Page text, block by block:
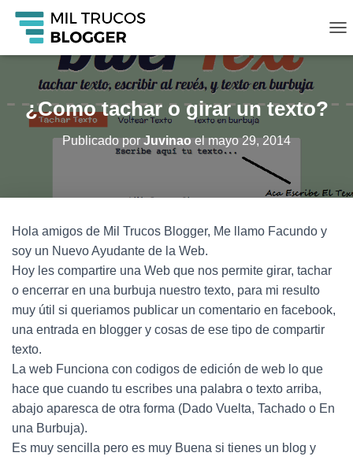
A
O
¿Como tachar o girar un texto?
Publicado porJuvinaoelmayo 29, 2014
Hola amigos de Mil Trucos Blogger, Me llamo Facundo y
soy un Nuevo Ayudante de la Web.
Hoy les compartire una Web que nos permite girar, tachar
o encerrar en una burbuja nuestro texto, para mi resulto
muy útil si queriamos publicar un comentario en facebook,
una entrada en blogger y cosas de ese tipo de compartir
texto.
La web Funciona con codigos de edición de web lo que
hace que cuando tu escribes una palabra o texto arriba,
abajo aparesca de otra forma (Dado Vuelta, Tachado o En
una Burbuja).
Es muy sencilla pero es muy Buena si tienes un blog y